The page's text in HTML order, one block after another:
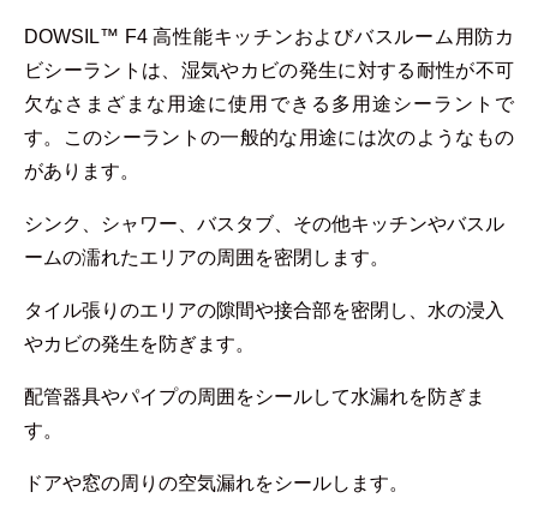
DOWSIL™ F4 高性能キッチンおよびバスルーム用防カ
ビシーラントは、湿気やカビの発生に対する耐性が不可
欠なさまざまな用途に使用できる多用途シーラントで
す。このシーラントの一般的な用途には次のようなもの
があります。
シンク、シャワー、バスタブ、その他キッチンやバスル
ームの濡れたエリアの周囲を密閉します。
タイル張りのエリアの隙間や接合部を密閉し、水の浸入
やカビの発生を防ぎます。
配管器具やパイプの周囲をシールして水漏れを防ぎま
す。
ドアや窓の周りの空気漏れをシールします。